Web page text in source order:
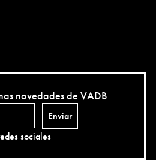
novedades de VADB
Enviar
sociales